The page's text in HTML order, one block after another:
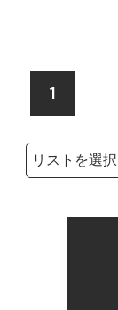
1
検索リストの選択